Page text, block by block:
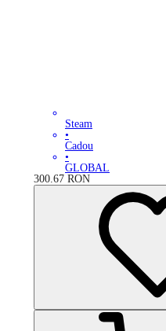
Steam
•
Cadou
•
GLOBAL
300.67 RON